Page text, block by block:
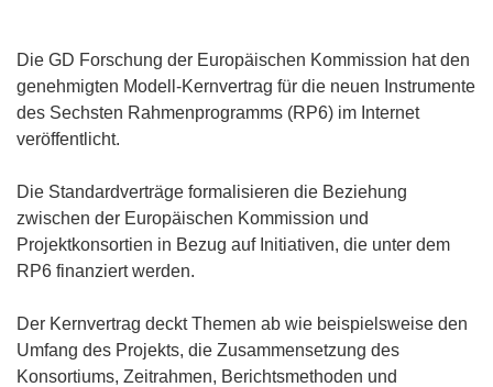
Die GD Forschung der Europäischen Kommission hat den
genehmigten Modell-Kernvertrag für die neuen Instrumente
des Sechsten Rahmenprogramms (RP6) im Internet
veröffentlicht.
Die Standardverträge formalisieren die Beziehung
zwischen der Europäischen Kommission und
Projektkonsortien in Bezug auf Initiativen, die unter dem
RP6 finanziert werden.
Der Kernvertrag deckt Themen ab wie beispielsweise den
Umfang des Projekts, die Zusammensetzung des
Konsortiums, Zeitrahmen, Berichtsmethoden und